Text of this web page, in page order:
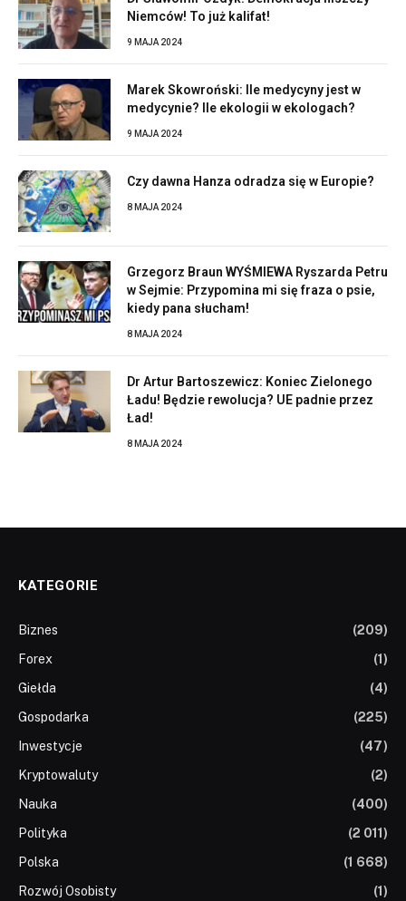
Niemców! To już kalifat!
9 MAJA 2024
Marek Skowroński: Ile medycyny jest w
medycynie? Ile ekologii w ekologach?
9 MAJA 2024
Czy dawna Hanza odradza się w Europie?
8 MAJA 2024
Grzegorz Braun WYŚMIEWA Ryszarda Petru
w Sejmie: Przypomina mi się fraza o psie,
kiedy pana słucham!
8 MAJA 2024
Dr Artur Bartoszewicz: Koniec Zielonego
Ładu! Będzie rewolucja? UE padnie przez
Ład!
8 MAJA 2024
KATEGORIE
Biznes
(209)
Forex
(1)
Giełda
(4)
Gospodarka
(225)
Inwestycje
(47)
Kryptowaluty
(2)
Nauka
(400)
Polityka
(2 011)
Polska
(1 668)
Rozwój Osobisty
(1)